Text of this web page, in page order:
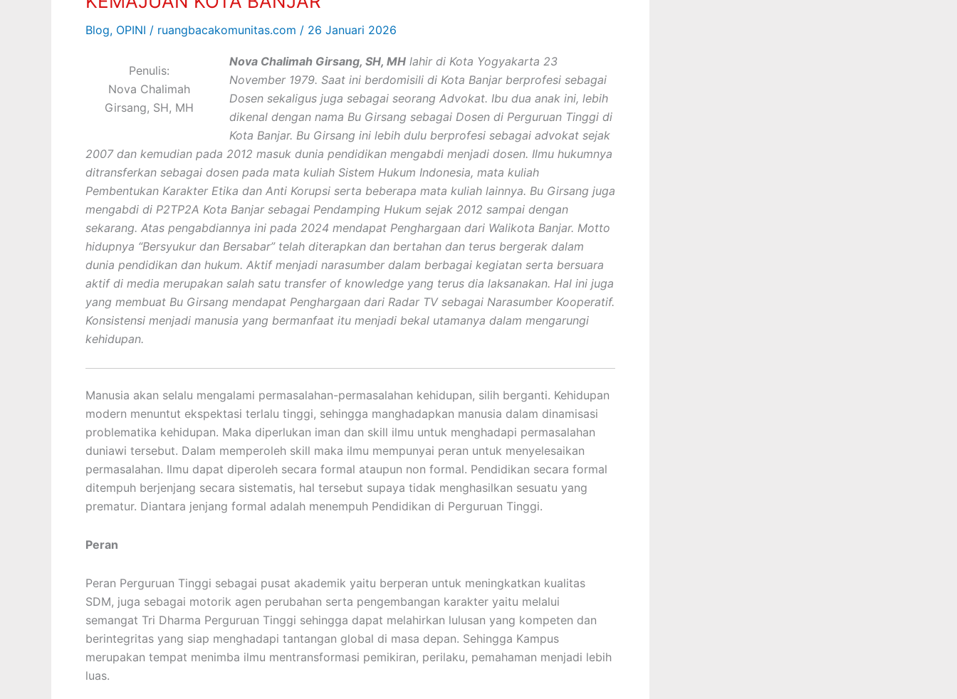
Blog, OPINI / ruangbacakomunitas.com / 26 Januari 2026
Penulis:
Nova Chalimah
Girsang, SH, MH
Nova Chalimah Girsang, SH, MH lahir di Kota Yogyakarta 23
November 1979. Saat ini berdomisili di Kota Banjar berprofesi sebagai
Dosen sekaligus juga sebagai seorang Advokat. Ibu dua anak ini, lebih
dikenal dengan nama Bu Girsang sebagai Dosen di Perguruan Tinggi di
Kota Banjar. Bu Girsang ini lebih dulu berprofesi sebagai advokat sejak
2007 dan kemudian pada 2012 masuk dunia pendidikan mengabdi menjadi dosen. Ilmu hukumnya
ditransferkan sebagai dosen pada mata kuliah Sistem Hukum Indonesia, mata kuliah
Pembentukan Karakter Etika dan Anti Korupsi serta beberapa mata kuliah lainnya. Bu Girsang juga
mengabdi di P2TP2A Kota Banjar sebagai Pendamping Hukum sejak 2012 sampai dengan
sekarang. Atas pengabdiannya ini pada 2024 mendapat Penghargaan dari Walikota Banjar. Motto
hidupnya “Bersyukur dan Bersabar” telah diterapkan dan bertahan dan terus bergerak dalam
dunia pendidikan dan hukum. Aktif menjadi narasumber dalam berbagai kegiatan serta bersuara
aktif di media merupakan salah satu transfer of knowledge yang terus dia laksanakan. Hal ini juga
yang membuat Bu Girsang mendapat Penghargaan dari Radar TV sebagai Narasumber Kooperatif.
Konsistensi menjadi manusia yang bermanfaat itu menjadi bekal utamanya dalam mengarungi
kehidupan.
Manusia akan selalu mengalami permasalahan-permasalahan kehidupan, silih berganti. Kehidupan
modern menuntut ekspektasi terlalu tinggi, sehingga manghadapkan manusia dalam dinamisasi
problematika kehidupan. Maka diperlukan iman dan skill ilmu untuk menghadapi permasalahan
duniawi tersebut. Dalam memperoleh skill maka ilmu mempunyai peran untuk menyelesaikan
permasalahan. Ilmu dapat diperoleh secara formal ataupun non formal. Pendidikan secara formal
ditempuh berjenjang secara sistematis, hal tersebut supaya tidak menghasilkan sesuatu yang
prematur. Diantara jenjang formal adalah menempuh Pendidikan di Perguruan Tinggi.
Peran
Peran Perguruan Tinggi sebagai pusat akademik yaitu berperan untuk meningkatkan kualitas
SDM, juga sebagai motorik agen perubahan serta pengembangan karakter yaitu melalui
semangat Tri Dharma Perguruan Tinggi sehingga dapat melahirkan lulusan yang kompeten dan
berintegritas yang siap menghadapi tantangan global di masa depan. Sehingga Kampus
merupakan tempat menimba ilmu mentransformasi pemikiran, perilaku, pemahaman menjadi lebih
luas.
MENDORONG
BANJAR